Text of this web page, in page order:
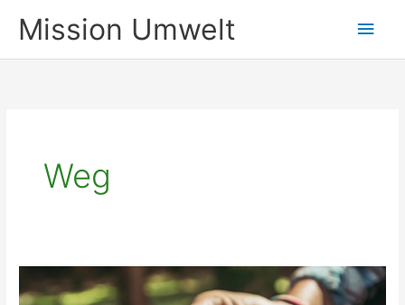
InhaltMission Umwelt
Weg